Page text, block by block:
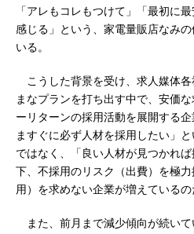
「アレもコレもつけて」「最初に
感じる」という、家電量販店なみ
いる。
こうした背景を受け、求人媒体
まなプランを打ち出す中で、安価
ーリターンの採用活動を展開する
ますぐに必ず人材を採用したい」
ではなく、「良い人材が見つかれ
下、不採用のリスク（出費）を極
用）を求めない企業が増えているの
また、前月まで減少傾向が続い